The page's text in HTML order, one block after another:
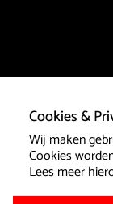
Cookies &
Wij maken
Cookies
Lees meer